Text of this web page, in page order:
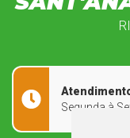
Segunda à